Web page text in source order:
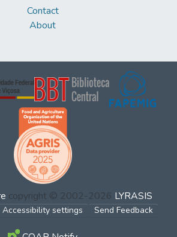
Contact
About
copyright © 2002-2026 LYRASIS
Accessibility settings Send Feedback